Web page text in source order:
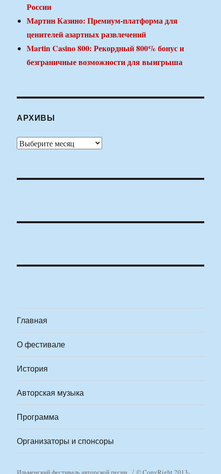
России
Мартин Казино: Премиум-платформа для
ценителей азартных развлечений
Martin Casino 800: Рекордный 800% бонус и
безграничные возможности для выигрыша
АРХИВЫ
Архивы
Главная
О фестивале
История
Авторская музыка
Программа
Организаторы и спонсоры
Ильменский фестиваль авторской песни © CopyRight 2013-